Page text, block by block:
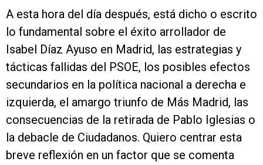
A esta hora del día después, está dicho o escrito
lo fundamental sobre el éxito arrollador de
Isabel Díaz Ayuso en Madrid, las estrategias y
tácticas fallidas del PSOE, los posibles efectos
secundarios en la política nacional a derecha e
izquierda, el amargo triunfo de Más Madrid, las
consecuencias de la retirada de Pablo Iglesias o
la debacle de Ciudadanos. Quiero centrar esta
breve reflexión en un factor que se comenta